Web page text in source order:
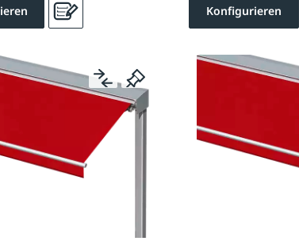
Konfigurieren